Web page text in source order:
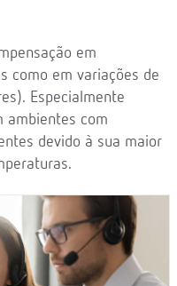
em
como em variações de
Especialmente
ambientes com
devido à sua maior